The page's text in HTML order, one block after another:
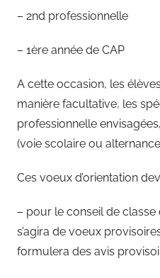
– 2nd professionnelle
– 1ère année de CAP
A cette occasion, les
manière facultative, les
professionnelle
(voie scolaire ou
Ces voeux d’orientation
– pour le conseil de classe
s’agira de voeux
formulera des avis